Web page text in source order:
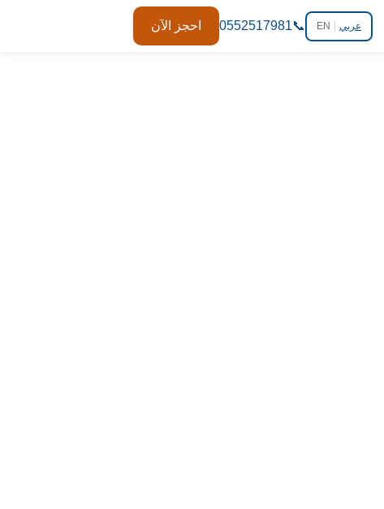
عربي |
EN
📞
0552517981 احجز الآن